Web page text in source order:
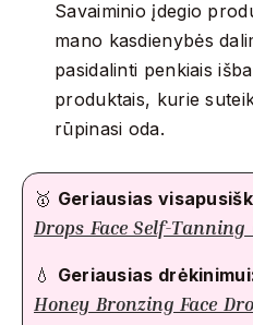
Savaiminio įdegio
mano kasdienybės
pasidalinti penkiais
produktais, kurie
rūpinasi oda.
🥇 Geriausias
Drops Face Self-Tanning
💧 Geriausias
Honey Bronzing Face